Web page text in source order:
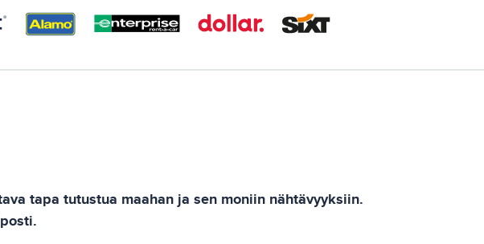
tapa tutustua maahan ja sen moniin nähtävyyksiin.